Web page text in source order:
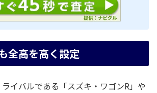
全高を高く設定
イバルである「スズキ・ワゴンR」や